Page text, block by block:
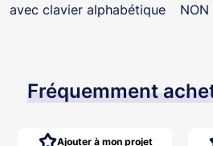
avec clavier alphabétique
NON
Fréquemment
Ajouter à mon projet